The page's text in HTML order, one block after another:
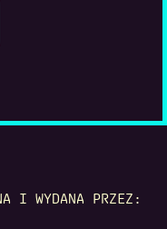
I WYDANA PRZEZ: